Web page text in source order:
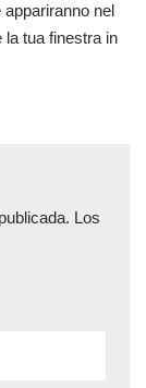
nel
la tua finestra in
Los